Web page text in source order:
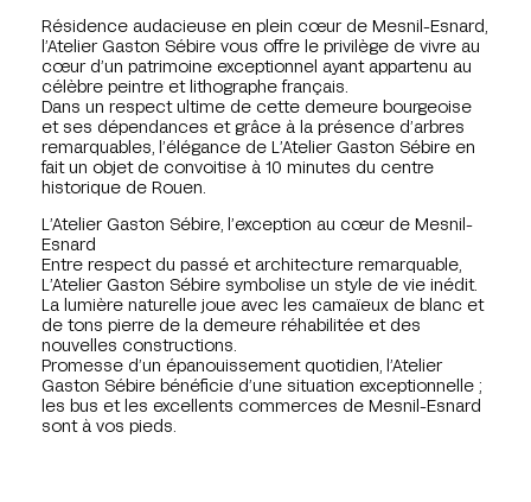
Résidence audacieuse en plein cœur de Mesnil-Esnard,
l’Atelier Gaston Sébire vous offre le privilège de vivre au
cœur d’un patrimoine exceptionnel ayant appartenu au
célèbre peintre et lithographe français.
Dans un respect ultime de cette demeure bourgeoise
et ses dépendances et grâce à la présence d’arbres
remarquables, l’élégance de L’Atelier Gaston Sébire en
fait un objet de convoitise à 10 minutes du centre
historique de Rouen.
L’Atelier Gaston Sébire, l’exception au cœur de Mesnil-
Esnard
Entre respect du passé et architecture remarquable,
L’Atelier Gaston Sébire symbolise un style de vie inédit.
La lumière naturelle joue avec les camaïeux de blanc et
de tons pierre de la demeure réhabilitée et des
nouvelles constructions.
Promesse d’un épanouissement quotidien, l’Atelier
Gaston Sébire bénéficie d’une situation exceptionnelle ;
les bus et les excellents commerces de Mesnil-Esnard
sont à vos pieds.